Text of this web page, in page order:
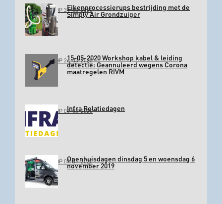
GEPLAATST OP 31-03-2020Eikenprocessierups bestrijding met de
Simply Air Grondzuiger
GEPLAATST OP 26-03-202015-05-2020 Workshop kabel & leiding
detectie: Geannuleerd wegens Corona
maatregelen RIVM
GEPLAATST OP 04-03-2020Infra Relatiedagen
GEPLAATST OP 09-01-2020Openhuisdagen dinsdag 5 en woensdag 6
november 2019